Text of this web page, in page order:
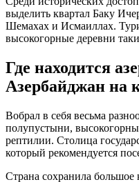
выделить квартал Баку
Шемахах и Исмаиллах.
высокогорные деревни
Где находится
Азербайджан на
Вобрал в себя весьма
полупустыни,
рептилии. Столица
который рекомендуется
Страна сохранила большое